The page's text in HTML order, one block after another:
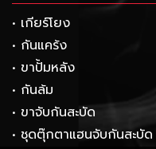
• เกียร์โยง
• กันแคร้ง
• ขาปั้มหลัง
• กันล้ม
• ขาจับกันสะบัด
• ชุดตุ๊กตาแฮนจับกันสะบัด